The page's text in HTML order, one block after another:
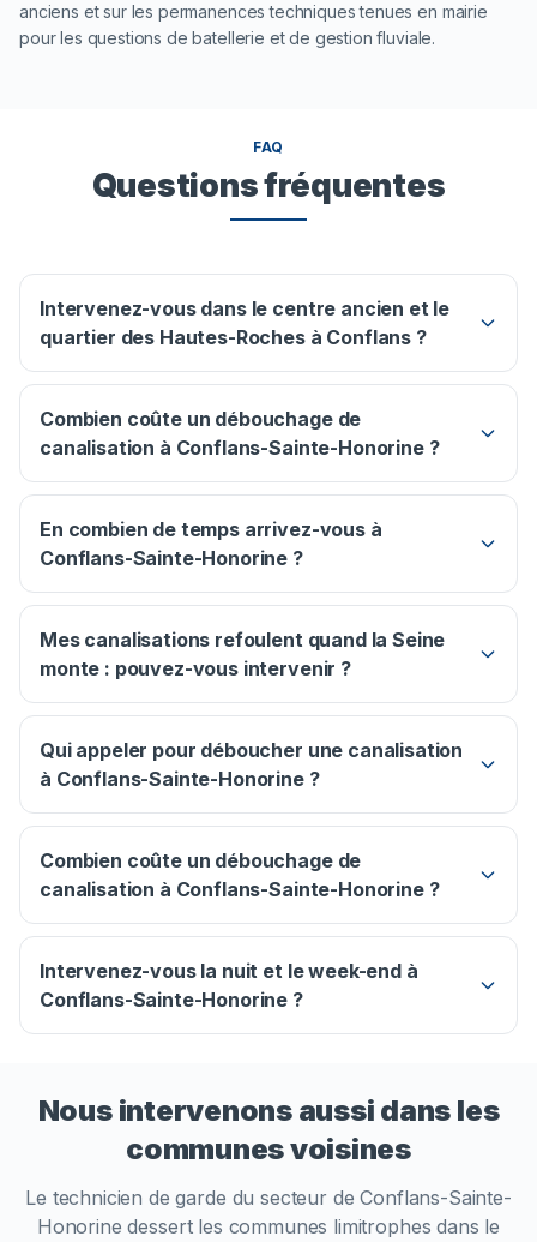
anciens et sur les permanences techniques tenues en mairie
pour les questions de batellerie et de gestion fluviale.
FAQ
Questions fréquentes
Intervenez-vous dans le centre ancien et le
quartier des Hautes-Roches à Conflans ?
Combien coûte un débouchage de
canalisation à Conflans-Sainte-Honorine ?
En combien de temps arrivez-vous à
Conflans-Sainte-Honorine ?
Mes canalisations refoulent quand la Seine
monte : pouvez-vous intervenir ?
Qui appeler pour déboucher une canalisation
à Conflans-Sainte-Honorine ?
Combien coûte un débouchage de
canalisation à Conflans-Sainte-Honorine ?
Intervenez-vous la nuit et le week-end à
Conflans-Sainte-Honorine ?
Nous intervenons aussi dans les
communes voisines
Le technicien de garde du secteur deConflans-Sainte-
Honorine dessert les communes limitrophes dans le